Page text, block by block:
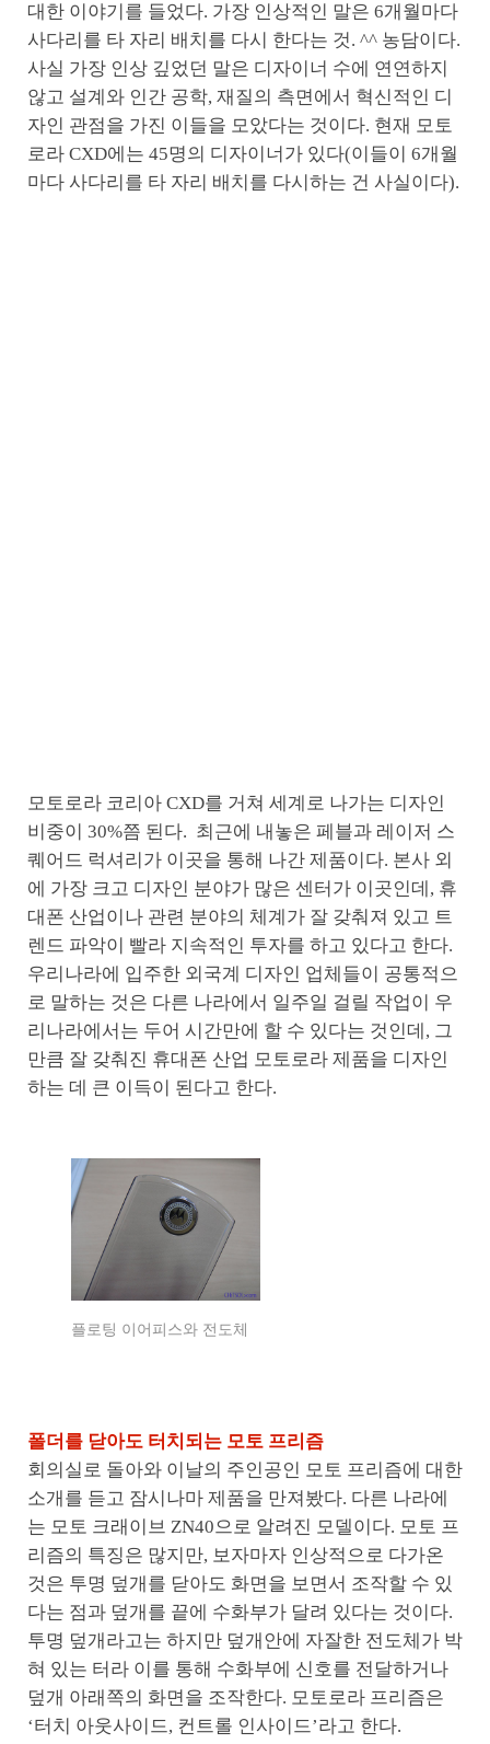
대한 이야기를 들었다. 가장 인상적인 말은 6개월마다
사다리를 타 자리 배치를 다시 한다는 것. ^^ 농담이다.
사실 가장 인상 깊었던 말은 디자이너 수에 연연하지
않고 설계와 인간 공학, 재질의 측면에서 혁신적인 디
자인 관점을 가진 이들을 모았다는 것이다. 현재 모토
로라 CXD에는 45명의 디자이너가 있다(이들이 6개월
마다 사다리를 타 자리 배치를 다시하는 건 사실이다).
모토로라 코리아 CXD를 거쳐 세계로 나가는 디자인
비중이 30%쯤 된다. 최근에 내놓은 페블과 레이저 스
퀘어드 럭셔리가 이곳을 통해 나간 제품이다. 본사 외
에 가장 크고 디자인 분야가 많은 센터가 이곳인데, 휴
대폰 산업이나 관련 분야의 체계가 잘 갖춰져 있고 트
렌드 파악이 빨라 지속적인 투자를 하고 있다고 한다.
우리나라에 입주한 외국계 디자인 업체들이 공통적으
로 말하는 것은 다른 나라에서 일주일 걸릴 작업이 우
리나라에서는 두어 시간만에 할 수 있다는 것인데, 그
만큼 잘 갖춰진 휴대폰 산업 모토로라 제품을 디자인
하는 데 큰 이득이 된다고 한다.
플로팅 이어피스와 전도체
폴더를 닫아도 터치되는 모토 프리즘
회의실로 돌아와 이날의 주인공인 모토 프리즘에 대한
소개를 듣고 잠시나마 제품을 만져봤다. 다른 나라에
는 모토 크래이브 ZN40으로 알려진 모델이다. 모토 프
리즘의 특징은 많지만, 보자마자 인상적으로 다가온
것은 투명 덮개를 닫아도 화면을 보면서 조작할 수 있
다는 점과 덮개를 끝에 수화부가 달려 있다는 것이다.
투명 덮개라고는 하지만 덮개안에 자잘한 전도체가 박
혀 있는 터라 이를 통해 수화부에 신호를 전달하거나
덮개 아래쪽의 화면을 조작한다. 모토로라 프리즘은
‘터치 아웃사이드, 컨트롤 인사이드’라고 한다.